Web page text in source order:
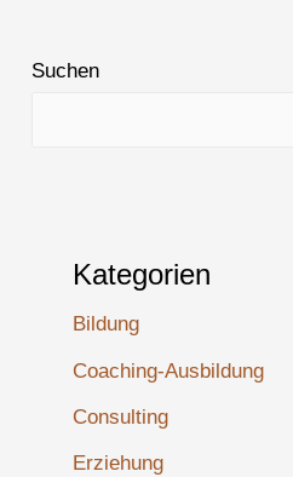
Suchen
Kategorien
Bildung
Coaching-Ausbildung
Consulting
Erziehung